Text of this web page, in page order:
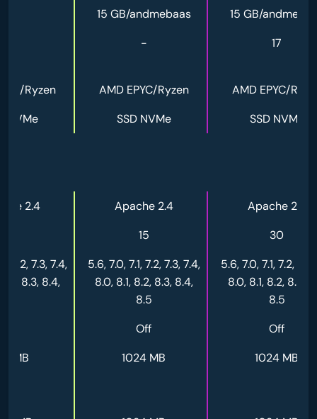
15 GB/andmebaas
15 GB/
- 17
Ryzen AMD EPYC/Ryzen
AMD EPYC/
NVMe
SSD NVMe SSD NVMe
2.4 Apache 2.4
Apache 2.4
15
30
7.2, 7.3, 7.4,
8.3, 8.4,
5.6, 7.0, 7.1, 7.2, 7.3, 7.4,
8.0, 8.1, 8.2, 8.3, 8.4,
8.5
5.6, 7.0, 7.1, 7.2, 7.3,
8.0, 8.1, 8.2, 8.3,
8.5
Off
Off
MB
1024 MB 1024 MB